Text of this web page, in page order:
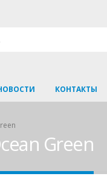
КОНТАКТЫ
Green